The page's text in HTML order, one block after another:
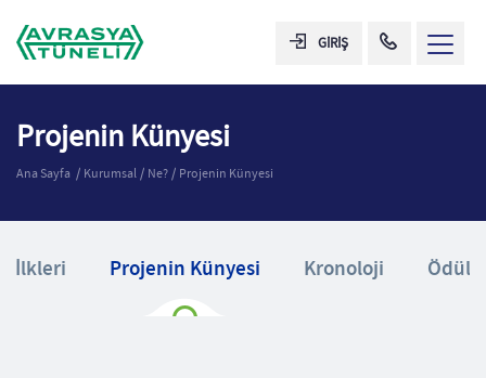
GİRİŞ
Projenin Künyesi
Ana Sayfa Kurumsal Ne? Projenin Künyesi
İlkleri Projenin Künyesi Kronoloji